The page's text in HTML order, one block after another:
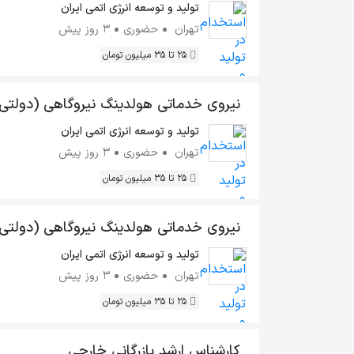
تولید و توسعه انرژی اتمی ایران
تهران
حضوری 3 روز پیش
25 تا 35 میلیون تومان
نیروی خدماتی هولدینگ نیروگاهی
تولید و توسعه انرژی اتمی ایران
تهران
حضوری 3 روز پیش
25 تا 35 میلیون تومان
نیروی خدماتی هولدینگ نیروگاهی
تولید و توسعه انرژی اتمی ایران
تهران
حضوری 3 روز پیش
25 تا 35 میلیون تومان